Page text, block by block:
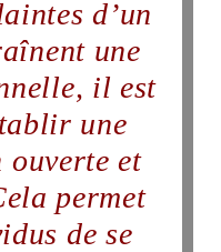
d’un
une
il est
une
ouverte et
permet
de se